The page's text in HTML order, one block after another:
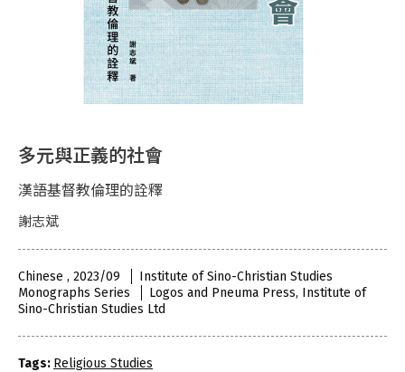
多元與正義的社會
漢語基督教倫理的詮釋
謝志斌
Chinese , 2023/09
Institute of Sino-Christian Studies
Monographs Series
Logos and Pneuma Press, Institute of
Sino-Christian Studies Ltd
Tags: Religious Studies